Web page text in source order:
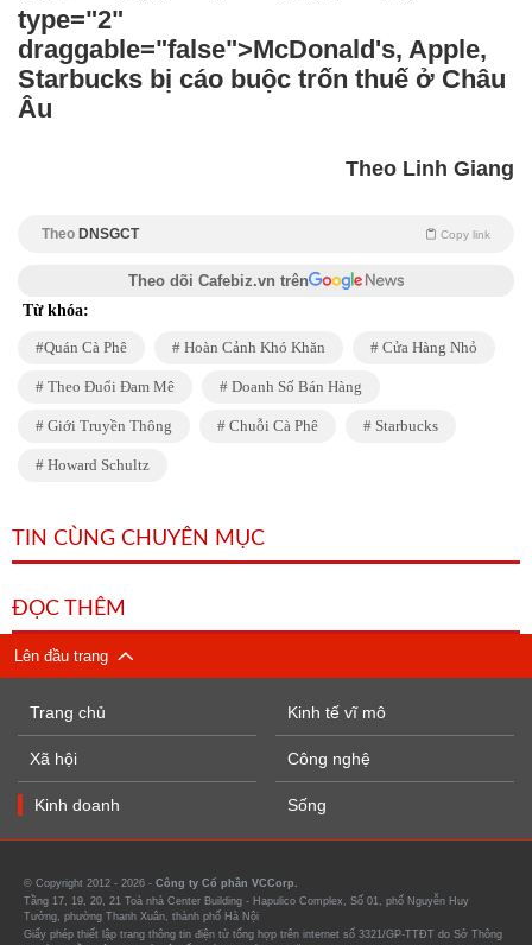
type="2"
draggable="false">McDonald's, Apple,
Starbucks bị cáo buộc trốn thuế ở Châu
Âu
Theo Linh Giang
Theo DNSGCT Copy link
Theo dõi Cafebiz.vn trên
Từ khóa:
Quán Cà Phê Hoàn Cảnh Khó Khăn Cửa Hàng Nhỏ
Theo Đuổi Đam Mê Doanh Số Bán Hàng
Giới Truyền Thông Chuỗi Cà Phê Starbucks
Howard Schultz
TIN CÙNG CHUYÊN MỤC
ĐỌC THÊM
Lên đầu trang
Trang chủ
Xã hội
Kinh doanh
Kinh tế vĩ mô
Công nghệ
Sống
© Copyright 2012 - 2026 - Công ty Cổ phần VCCorp.
Tầng 17, 19, 20, 21 Toà nhà Center Building - Hapulico Complex, Số 01, phố Nguyễn Huy
Tưởng, phường Thanh Xuân, thành phố Hà Nội
Giấy phép thiết lập trang thông tin điện tử tổng hợp trên internet số 3321/GP-TTĐT do Sở Thông